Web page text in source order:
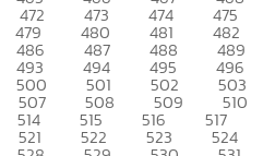
472 473 474 475
479 480 481 482
486 487 488 489
493 494 495 496
500 501 502 503
507 508 509 510
514 515 516 517
521 522 523 524